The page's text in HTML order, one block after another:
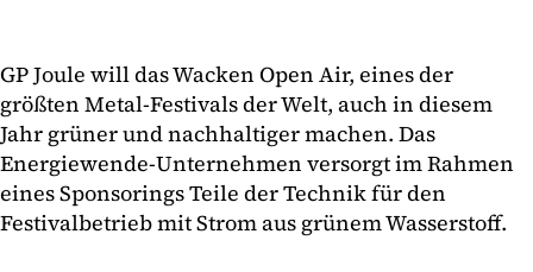
GP Joule will das Wacken Open Air, eines der
größten Metal-Festivals der Welt, auch in diesem
Jahr grüner und nachhaltiger machen. Das
Energiewende-Unternehmen versorgt im Rahmen
eines Sponsorings Teile der Technik für den
Festivalbetrieb mit Strom aus grünem Wasserstoff.